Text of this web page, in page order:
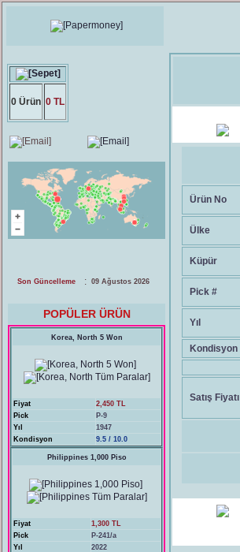
0 Ürün 0 TL
Son Güncelleme : 09 Ağustos 2026
POPÜLER ÜRÜN
Korea, North 5 Won
Fiyat
2,450 TL
Pick
P-9
Yıl
1947
Kondisyon
9.5 / 10.0
Philippines 1,000 Piso
Fiyat
1,300 TL
Pick
P-241/a
Yıl
2022
Ürün No
Ülke
Küpür
Pick #
Yıl
Kondisyon
Satış Fiyatı